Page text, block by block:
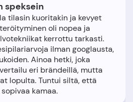
speksein
tilasin kuoritakin ja kevyet
oli nopea ja
kerrottu tarkasti.
ilman googlausta,
Ainoa hetki, joka
eri brändeillä, mutta
lopulta. Tuntui siltä, että